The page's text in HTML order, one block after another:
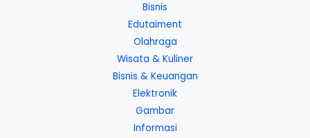
Bisnis
Edutaiment
Olahraga
Wisata & Kuliner
Bisnis & Keuangan
Elektronik
Gambar
Informasi